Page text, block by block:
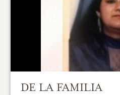
DE LA FAMILIA